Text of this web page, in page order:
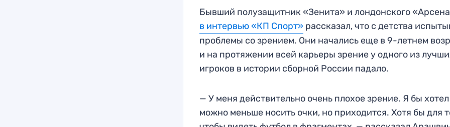
Бывший полузащитник «Зенита» и лондонского
в интервью «КП Спорт» рассказал, что с детства
проблемы со зрением. Они начались еще в 9-летнем
и на протяжении всей карьеры зрение у одного из
игроков в истории сборной России падало.
— У меня действительно очень плохое зрение. Я бы
можно меньше носить очки, но приходится. Хотя бы для